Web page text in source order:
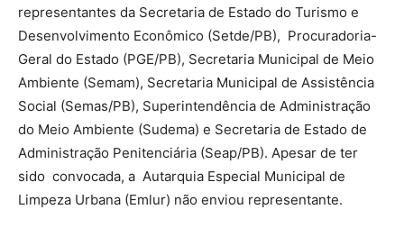
representantes da Secretaria de Estado do Turismo e
Desenvolvimento Econômico (Setde/PB), Procuradoria-
Geral do Estado (PGE/PB), Secretaria Municipal de Meio
Ambiente (Semam), Secretaria Municipal de Assistência
Social (Semas/PB), Superintendência de Administração
do Meio Ambiente (Sudema) e Secretaria de Estado de
Administração Penitenciária (Seap/PB). Apesar de ter
sido convocada, a Autarquia Especial Municipal de
Limpeza Urbana (Emlur) não enviou representante.